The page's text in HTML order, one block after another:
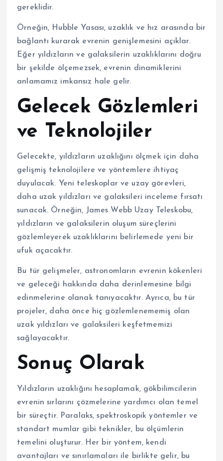
gereklidir.
Örneğin, Hubble Yasası, uzaklık ve hız arasında bir
bağlantı kurarak evrenin genişlemesini açıklar.
Eğer yıldızların ve galaksilerin uzaklıklarını doğru
bir şekilde ölçemezsek, evrenin dinamiklerini
anlamamız imkansız hale gelir.
Gelecek Gözlemleri
ve Teknolojiler
Gelecekte, yıldızların uzaklığını ölçmek için daha
gelişmiş teknolojilere ve yöntemlere ihtiyaç
duyulacak. Yeni teleskoplar ve uzay görevleri,
daha uzak yıldızları ve galaksileri inceleme fırsatı
sunacak. Örneğin, James Webb Uzay Teleskobu,
yıldızların ve galaksilerin oluşum süreçlerini
gözlemleyerek uzaklıklarını belirlemede yeni bir
ufuk açacaktır.
Bu tür gelişmeler, astronomların evrenin kökenleri
ve geleceği hakkında daha derinlemesine bilgi
edinmelerine olanak tanıyacaktır. Ayrıca, bu tür
projeler, daha önce hiç gözlemlenememiş olan
uzak yıldızları ve galaksileri keşfetmemizi
sağlayacaktır.
Sonuç Olarak
Yıldızların uzaklığını hesaplamak, gökbilimcilerin
evrenin sırlarını çözmelerine yardımcı olan temel
bir süreçtir. Paralaks, spektroskopik yöntemler ve
standart mumlar gibi teknikler, bu ölçümlerin
temelini oluşturur. Her bir yöntem, kendi
avantajları ve sınırlamaları ile birlikte gelir, bu